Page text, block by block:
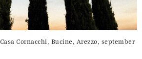
Casa Cornacchi, Bucine, Arezzo, september